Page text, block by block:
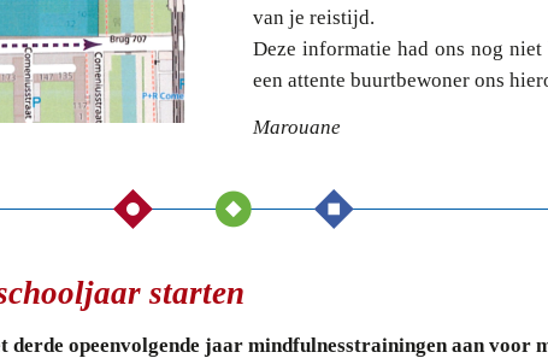
van je reistijd.
Deze informatie had ons nog
een attente buurtbewoner ons
Marouane
starten
derde opeenvolgende jaar mindfulnesstrainingen aan voor